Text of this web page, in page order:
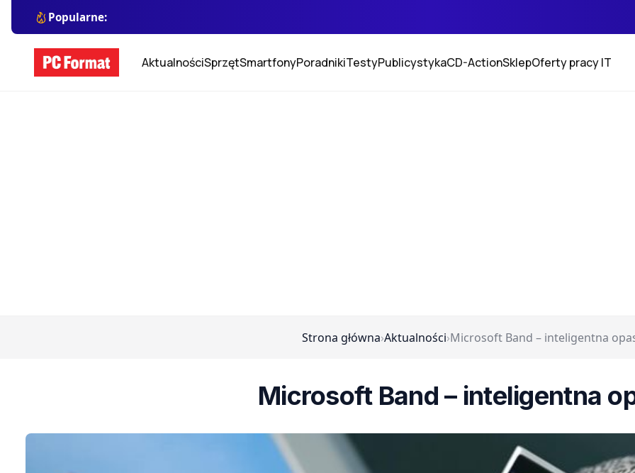
Popularne:
AktualnościSprzętSmartfonyPoradnikiTestyPublicystykaCD-ActionSklepOferty pracy IT
Strona główna›Aktualności›Microsoft Band – inteligentna
Microsoft Band – inteligentna